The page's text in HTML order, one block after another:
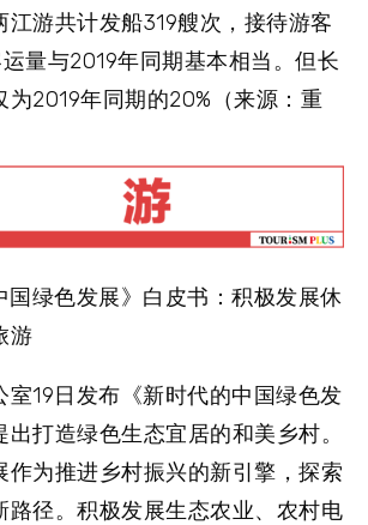
江游共计发船319艘次，接待游客
量与2019年同期基本相当。但长
为2019年同期的20%（来源：重
国绿色发展》白皮书：积极发展休
游
室19日发布《新时代的中国绿色发
打造绿色生态宜居的和美乡村。
作为推进乡村振兴的新引擎，探索
路径。积极发展生态农业、农村电